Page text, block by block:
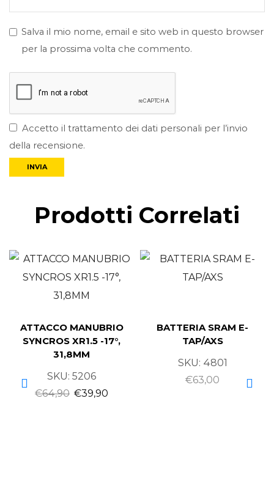
Salva il mio nome, email e sito web in questo browser
per la prossima volta che commento.
Accetto il trattamento dei dati personali per l’invio
della recensione.
Prodotti Correlati
ATTACCO MANUBRIO
SYNCROS XR1.5 -17°,
31,8MM
SKU: 5206
€64,90 €39,90
BATTERIA SRAM E-
TAP/AXS
SKU: 4801
€63,00